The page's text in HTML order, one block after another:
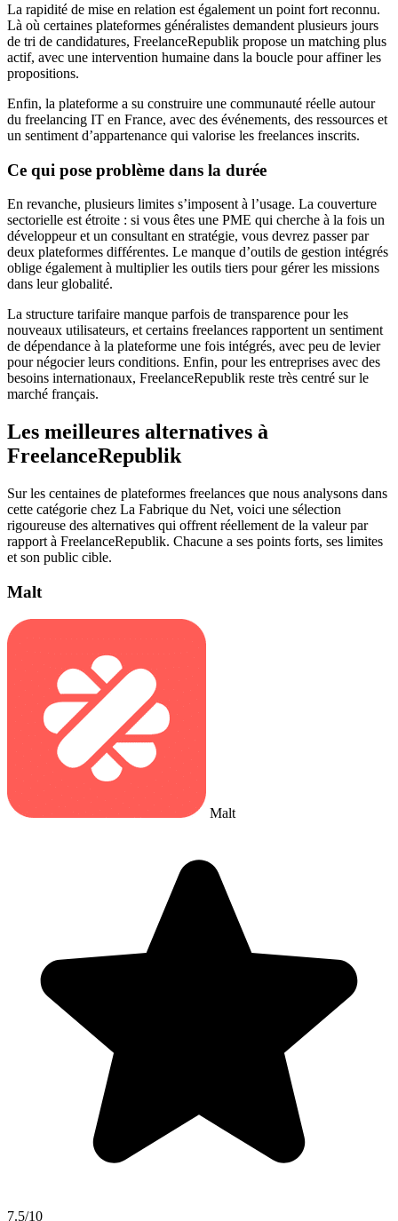
La rapidité de mise en relation est également un point fort reconnu.
Là où certaines plateformes généralistes demandent plusieurs jours
de tri de candidatures, FreelanceRepublik propose un matching plus
actif, avec une intervention humaine dans la boucle pour affiner les
propositions.
Enfin, la plateforme a su construire une communauté réelle autour
du freelancing IT en France, avec des événements, des ressources et
un sentiment d’appartenance qui valorise les freelances inscrits.
Ce qui pose problème dans la durée
En revanche, plusieurs limites s’imposent à l’usage. La couverture
sectorielle est étroite : si vous êtes une PME qui cherche à la fois un
développeur et un consultant en stratégie, vous devrez passer par
deux plateformes différentes. Le manque d’outils de gestion intégrés
oblige également à multiplier les outils tiers pour gérer les missions
dans leur globalité.
La structure tarifaire manque parfois de transparence pour les
nouveaux utilisateurs, et certains freelances rapportent un sentiment
de dépendance à la plateforme une fois intégrés, avec peu de levier
pour négocier leurs conditions. Enfin, pour les entreprises avec des
besoins internationaux, FreelanceRepublik reste très centré sur le
marché français.
Les meilleures alternatives à
FreelanceRepublik
Sur les centaines de plateformes freelances que nous analysons dans
cette catégorie chez La Fabrique du Net, voici une sélection
rigoureuse des alternatives qui offrent réellement de la valeur par
rapport à FreelanceRepublik. Chacune a ses points forts, ses limites
et son public cible.
Malt
Malt
7.5/10